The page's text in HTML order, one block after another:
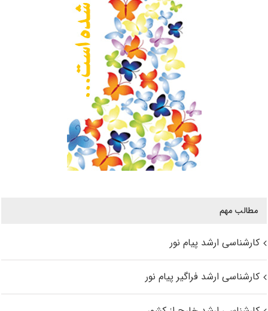
مطالب مهم
کارشناسی ارشد پیام نور
کارشناسی ارشد فراگیر پیام نور